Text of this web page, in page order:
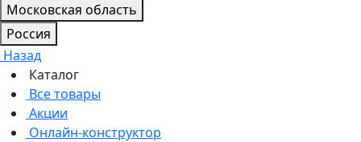
Московская область
Россия
Назад
Каталог
Все товары
Акции
Онлайн-конструктор